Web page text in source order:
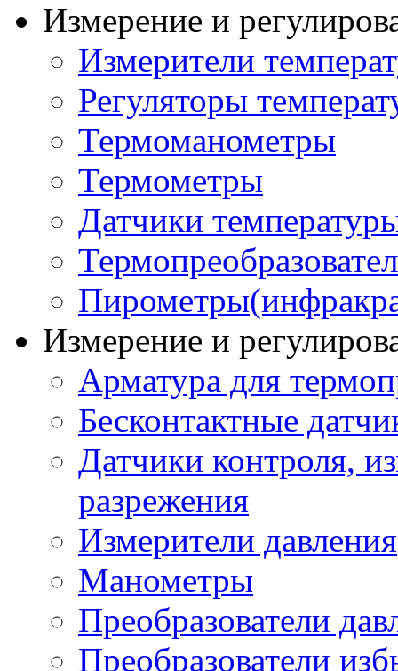
Измерение и
Измерители
Регуляторы
Термоманометры
Термометры
Датчики
Измерение и
Арматура для
Бесконтактные
Датчики контроля,
разрежения
Измерители давления
Манометры
Преобразователи
Преобразователи